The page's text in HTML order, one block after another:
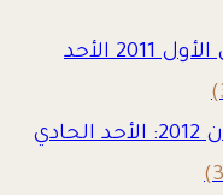
موعظة يوم الأحد 11 كانون الأول 2011 الأحد
موعظة يوم الأحد 17 حزيران 2012: الأحد الحادي